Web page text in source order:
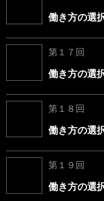
働き方の選
第１７回
働き方の選
第１８回
働き方の選
第１９回
働き方の選